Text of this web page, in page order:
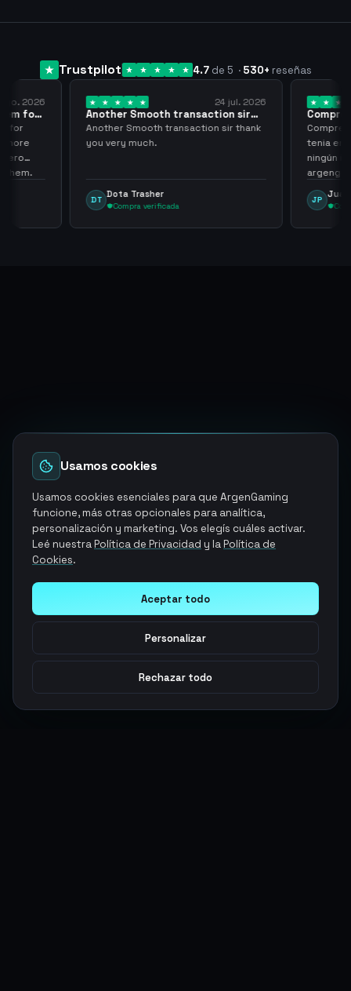
Trustpilot 4.7 de 5 · 530+ reseñas
2026
for
for
more
zero
them.
24 jul. 2026
Another Smooth transaction sir
thank…
Another Smooth transaction sir thank
you very much.
DT
Dota Trasher
Compra verificada
Compre
los…
Compre
tenia en
ningún
JP
Juan
Usamos cookies
Usamos cookies esenciales para que ArgenGaming
funcione, más otras opcionales para analítica,
personalización y marketing. Vos elegís cuáles activar.
Leé nuestraPolítica de Privacidad y laPolítica de
Cookies.
Aceptar todo
Personalizar
Rechazar todo